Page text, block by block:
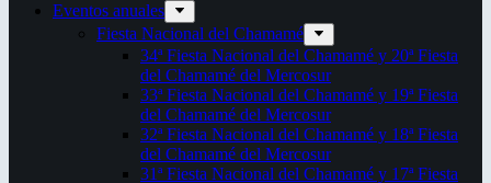
Eventos anuales
Fiesta Nacional del Chamamé
34ª Fiesta Nacional del Chamamé y 20ª Fiesta
del Chamamé del Mercosur
33ª Fiesta Nacional del Chamamé y 19ª Fiesta
del Chamamé del Mercosur
32ª Fiesta Nacional del Chamamé y 18ª Fiesta
del Chamamé del Mercosur
31ª Fiesta Nacional del Chamamé y 17ª Fiesta